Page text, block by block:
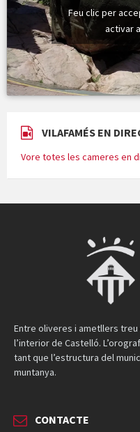
Feu clic per
activar
VILAFAMÉS EN
Vore totes les cameres en
Entre oliveres i ametllers
l’interior de Castelló.
tant que l’estructura del
muntanya.
CONTACTE